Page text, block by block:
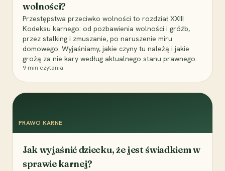
wolności?
Przestępstwa przeciwko wolności to rozdział XXIII
Kodeksu karnego: od pozbawienia wolności i gróźb,
przez stalking i zmuszanie, po naruszenie miru
domowego. Wyjaśniamy, jakie czyny tu należą i jakie
grożą za nie kary według aktualnego stanu prawnego.
9 min czytania
PRAWO KARNE
Jak wyjaśnić dziecku, że jest świadkiem w
sprawie karnej?